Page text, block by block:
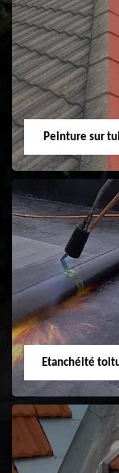
ravalement
façade 31
Peinture sur
Peinture sur
31
Etanchéité